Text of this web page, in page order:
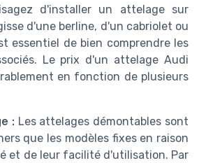
d'installer un attelage sur
d'une berline, d'un cabriolet ou
essentiel de bien comprendre les
Le prix d'un attelage Audi
en fonction de plusieurs
:Les attelages démontables sont
que les modèles fixes en raison
et de leur facilité d'utilisation. Par